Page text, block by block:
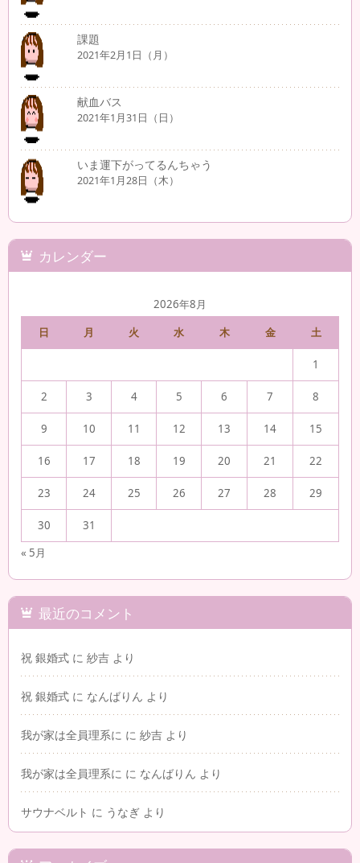
課題
2021年2月1日（月）
献血バス
2021年1月31日（日）
いま運下がってるんちゃう
2021年1月28日（木）
カレンダー
2026年8月
日
月 火 水 木 金 土
« 5月
1
2 3 4 5 6 7 8
9 10 11 12 13 14 15
16 17 18 19 20 21 22
23 24 25 26 27 28 29
30 31
最近のコメント
祝 銀婚式 に 紗吉 より
祝 銀婚式 に なんばりん より
我が家は全員理系に に 紗吉 より
我が家は全員理系に に なんばりん より
サウナベルト に うなぎ より